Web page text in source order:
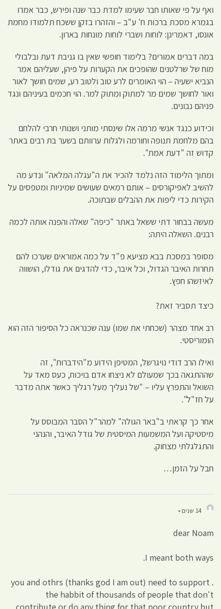
ואף על פי שאותו חבר שעימו למדת כבר שנה ופירש, כבר אמרו
בגמרא מסכת ברכות ח' ע"ב – והזהרו בזקן ששכח תלמודו מחמת
אונסו, דאמרינן: לוחות ושברי לוחות מונחות בארון.
במה דברים אמורים? בלימוד חופשי שאין בו גניבת דעת ובלבולי
מוח של שרלטנים שהופכים את הקערות על פיהן, שעליהם אמר
הנביא ישעיה – הוי האומרים לרע טוב ולטוב רע, שמים חושך לאור
ואור לחושך שמים מר למתוק ומתוק למר. הוי חכמים בעיניהם ונגד
פניהם נבונים.
וכידוע כנגד אנשי מרמה אלו שינסתי מותני ושנותי חרבי להלחם
בהם מלחמת תנופה וחורמה ולגלות ערוותם בשער בת רבים באתר
קדוש זה "דעת אמת".
ומתוך הלימוד הזה נלמד להכיר את ה"עגלה המלאה" ונדע מה
להשיב לאפיקורסים – אותם רמאים שעושים שמיניות ומטפסים על
הקירות כדי ליפות את ההבלים שבתוכה.
מעשה בבחור דתי ששאל באתר "כיפה" שאלה והפנה אותה לכמה
רבנים. השאלה היתה:
מסופר במסכת בבא מציעא פ"ד על כמה אמוראים שערכו להם
תחרות האיבר הגדול, וכל איבר, כדי להדגים את גודלו, הושווה
לאיזשהו חפץ.
כיצד תסביר זאת?
רב אחד מצהר (שכחתי את שמו) ענה שכנראה כל הסיפור הזה הוא
הומוריסטי.
ואילו הרב דודי נויגרשל, המטיפן הידוע מ"הידברות", זה
שההתגאה בכך שמעולם לא ניצחו אדם בויכוח, כעס מאד על
השואל והתפרץ עליו – "של נעליך מעל רגליך כאשר אתה מדבר
על חז"ל".
אחר כך קראתי ב"באר הגולה" למהר"ל הסבר המבוסס על
מיסטיקה ועל המשמעות המיסטית של גודל האיבר, והנהני
והתגלגלתי מצחוק.
חבל על הזמן…
14 שנים •
dear Noam
I meant both ways.
. you and othrs (thanks god I am out) need to support
the habbit of thousands of people that don't